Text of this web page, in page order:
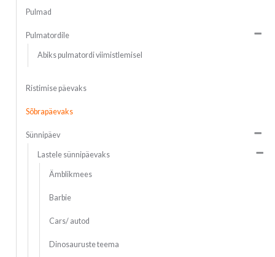
Pulmad
Pulmatordile
Abiks pulmatordi viimistlemisel
Ristimise päevaks
Sõbrapäevaks
Sünnipäev
Lastele sünnipäevaks
Ämblikmees
Barbie
Cars/ autod
Dinosauruste teema